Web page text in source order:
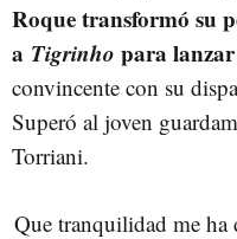
Roque transformó su
a Tigrinho para lanzar
convincente con su
Superó al joven
Torriani.
Que tranquilidad me ha